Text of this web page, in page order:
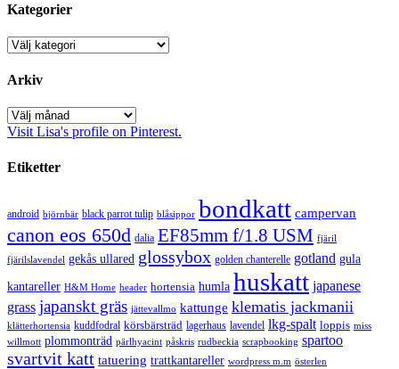
Kategorier
Kategorier
Arkiv
Arkiv
Visit Lisa's profile on Pinterest.
Etiketter
android björnbär black parrot tulip blåsippor bondkatt campervan
canon eos 650d dalia EF85mm f/1.8 USM fjäril
fjärilslavendel gekås ullared glossybox golden chanterelle gotland gula
kantareller H&M Home header hortensia humla huskatt japanese
grass japanskt gräs jättevallmo kattunge klematis jackmanii
klätterhortensia kuddfodral körsbärsträd lagerhaus lavendel lkg-spalt loppis miss
willmott plommonträd pärlhyacint påskris rudbeckia scrapbooking spartoo
svartvit katt tatuering trattkantareller wordpress m.m österlen